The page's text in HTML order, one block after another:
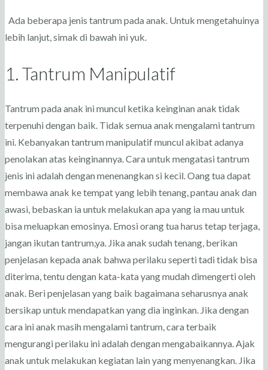
Ada beberapa jenis tantrum pada anak. Untuk mengetahuinya
lebih lanjut, simak di bawah ini yuk.
1. Tantrum Manipulatif
Tantrum pada anak ini muncul ketika keinginan anak tidak
terpenuhi dengan baik. Tidak semua anak mengalami tantrum
ini. Kebanyakan tantrum manipulatif muncul akibat adanya
penolakan atas keinginannya. Cara untuk mengatasi tantrum
jenis ini adalah dengan menenangkan si kecil. Oang tua dapat
membawa anak ke tempat yang lebih tenang, pantau anak dan
awasi, bebaskan ia untuk melakukan apa yang ia mau untuk
bisa meluapkan emosinya. Emosi orang tua harus tetap terjaga,
jangan ikutan tantrum,ya. Jika anak sudah tenang, berikan
penjelasan kepada anak bahwa perilaku seperti tadi tidak bisa
diterima, tentu dengan kata-kata yang mudah dimengerti oleh
anak. Beri penjelasan yang baik bagaimana seharusnya anak
bersikap untuk mendapatkan yang dia inginkan. Jika dengan
cara ini anak masih mengalami tantrum, cara terbaik
mengurangi perilaku ini adalah dengan mengabaikannya. Ajak
anak untuk melakukan kegiatan lain yang menyenangkan. Jika